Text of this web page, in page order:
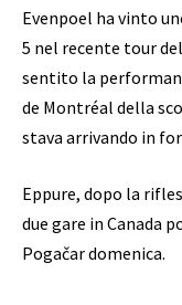
Evenpoel ha vinto
5 nel recente tour
sentito la
de Montréal della
stava arrivando in
Eppure, dopo la
due gare in Canada
Pogačar domenica.